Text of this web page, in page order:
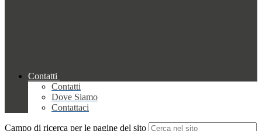
Contatti
Contatti
Dove Siamo
Contattaci
Campo di ricerca per le pagine del sito